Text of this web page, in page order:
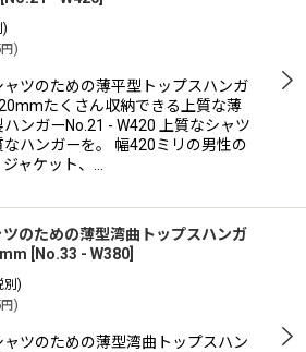
)
円)
ャツのための薄平型トップスハンガ
たくさん収納できる上質な薄
ンガーNo.21 - W420 上質なシャツ
なハンガーを。 幅420ミリの男性の
ャケット、…
ツのための薄型湾曲トップスハンガ
No.33 - W380
別)
円)
ャツのための薄型湾曲トップスハン